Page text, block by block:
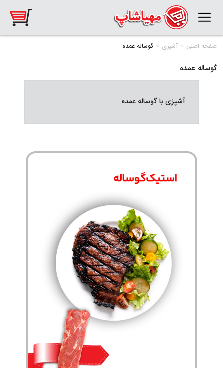
صفحه اصلی آشپزی گوساله عمده
گوساله عمده
آشپزی با گوساله عمده